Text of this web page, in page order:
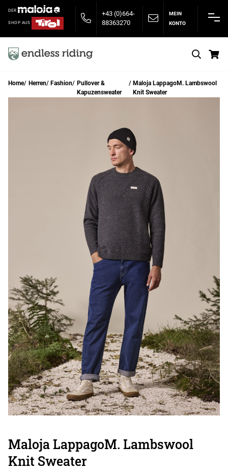
DER
SHOP AUS
+43 (0)664-
88363270
MEIN
KONTO
Home Herren Fashion
Pullover &
Kapuzensweater
Maloja LappagoM. Lambswool
Knit Sweater
Maloja LappagoM. Lambswool
Knit Sweater